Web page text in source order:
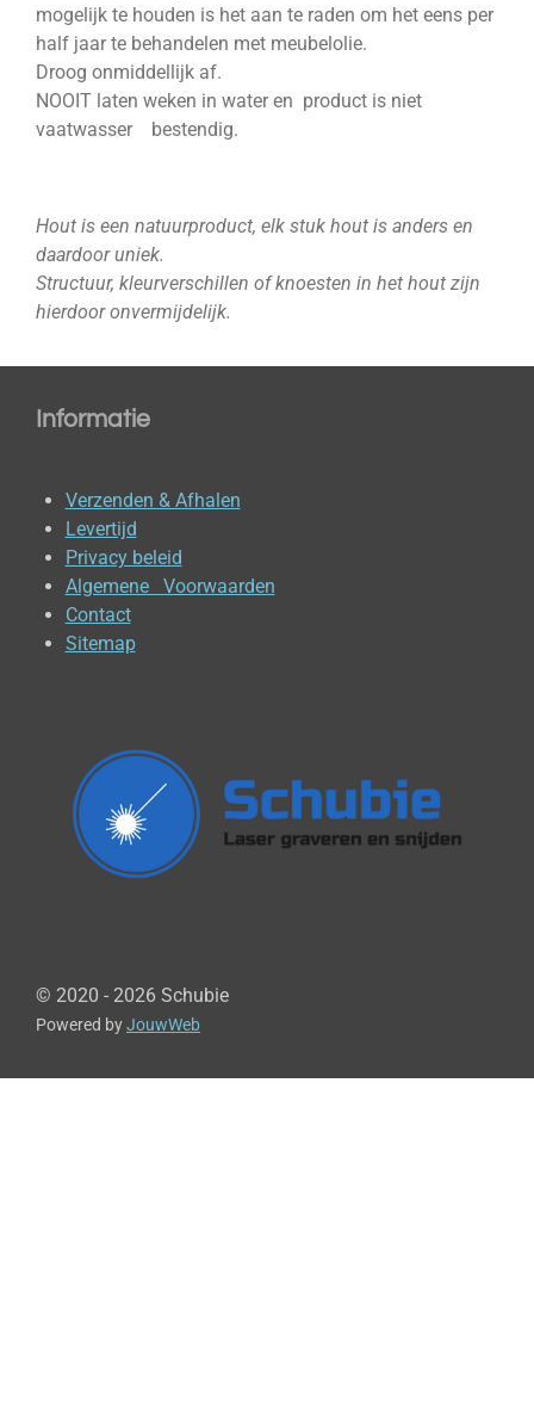
mogelijk te houden is het aan te raden om het eens per
half jaar te behandelen met meubelolie.
Droog onmiddellijk af.
NOOIT laten weken in water en product is niet
vaatwasser bestendig.
Hout is een natuurproduct, elk stuk hout is anders en
daardoor uniek.
Structuur, kleurverschillen of knoesten in het hout zijn
hierdoor onvermijdelijk.
Informatie
Verzenden & Afhalen
Levertijd
Privacy beleid
Algemene Voorwaarden
Contact
Sitemap
© 2020 - 2026 Schubie
Powered byJouwWeb